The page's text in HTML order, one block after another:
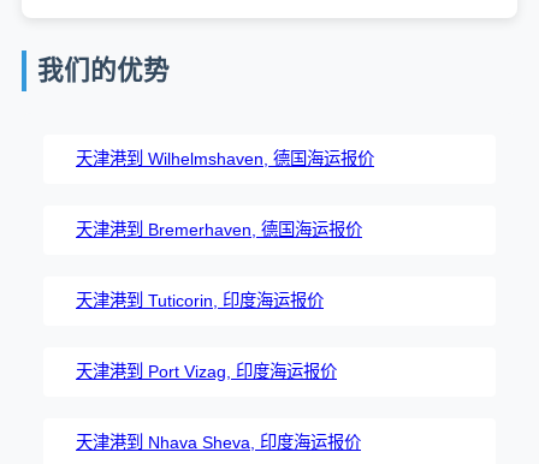
我们的优势
天津港到 Wilhelmshaven, 德国海运报价
天津港到 Bremerhaven, 德国海运报价
天津港到 Tuticorin, 印度海运报价
天津港到 Port Vizag, 印度海运报价
天津港到 Nhava Sheva, 印度海运报价